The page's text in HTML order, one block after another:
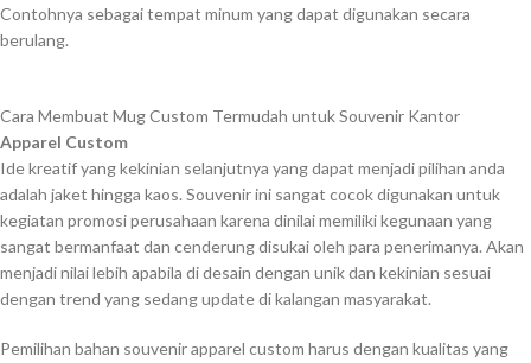
Contohnya sebagai tempat minum yang dapat digunakan secara
berulang.
Cara Membuat Mug Custom Termudah untuk Souvenir Kantor
Apparel Custom
Ide kreatif yang kekinian selanjutnya yang dapat menjadi pilihan anda
adalah jaket hingga kaos. Souvenir ini sangat cocok digunakan untuk
kegiatan promosi perusahaan karena dinilai memiliki kegunaan yang
sangat bermanfaat dan cenderung disukai oleh para penerimanya. Akan
menjadi nilai lebih apabila di desain dengan unik dan kekinian sesuai
dengan trend yang sedang update di kalangan masyarakat.
Pemilihan bahan souvenir apparel custom harus dengan kualitas yang